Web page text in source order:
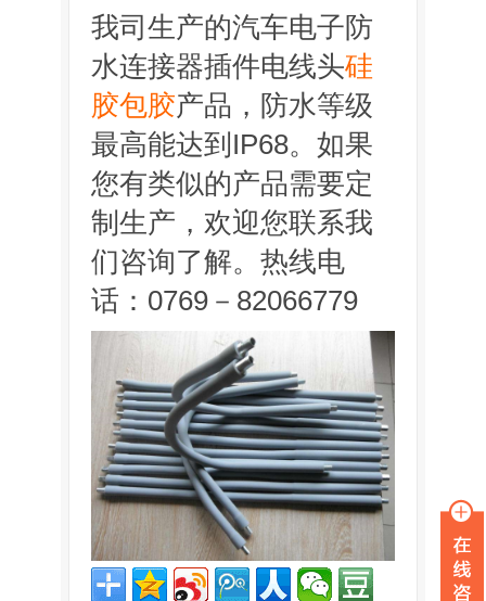
我司生产的汽车电子防
水连接器插件电线头硅
胶包胶产品，防水等级
最高能达到IP68。如果
您有类似的产品需要定
制生产，欢迎您联系我
们咨询了解。热线电
话：0769－82066779